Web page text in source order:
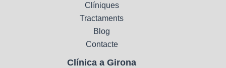
Clíniques
Tractaments
Blog
Contacte
Clínica a Girona